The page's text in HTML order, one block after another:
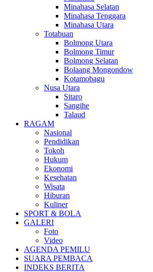
Minahasa Selatan
Minahasa Tenggara
Minahasa Utara
Totabuan
Bolmong Utara
Bolmong Timur
Bolmong Selatan
Bolaang Mongondow
Kotamobagu
Nusa Utara
Sitaro
Sangihe
Talaud
RAGAM
Nasional
Pendidikan
Tokoh
Hukum
Ekonomi
Kesehatan
Wisata
Hiburan
Kuliner
SPORT & BOLA
GALERI
Foto
Video
AGENDA PEMILU
SUARA PEMBACA
INDEKS BERITA